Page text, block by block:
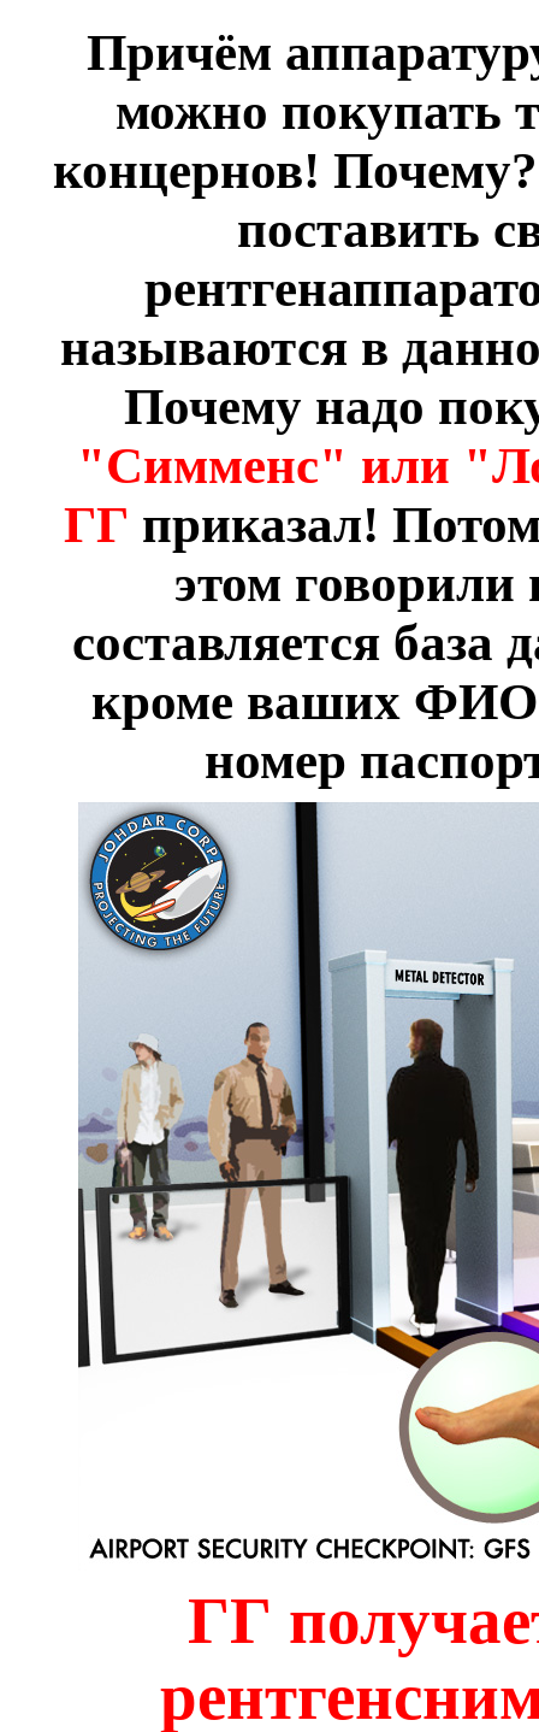
Причём
можно покупать
концернов!
поставить
называются в
Почему надо
"Симменс" или
ГГ приказал!
этом говорили
составляется база
кроме ваших ФИО
номер
ГГ